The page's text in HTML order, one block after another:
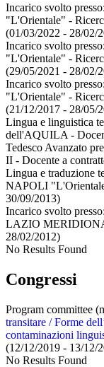
Incarico svolto presso:
"L'Orientale" -
(01/03/2022 - 28/02/
Incarico svolto presso:
"L'Orientale" -
(29/05/2021 - 28/02/
Incarico svolto presso:
"L'Orientale" -
(21/12/2017 - 28/05/
Lingua e linguistica
dell'AQUILA -
Tedesco Avanzato
II - Docente a
Lingua e traduzione
NAPOLI
30/09/2013)
Incarico svolto presso:
LAZIO
28/02/2012)
No Results Found
Congressi
Program committee
transitare / Forme
contaminazioni
(12/12/2019 - 13/12/
No Results Found